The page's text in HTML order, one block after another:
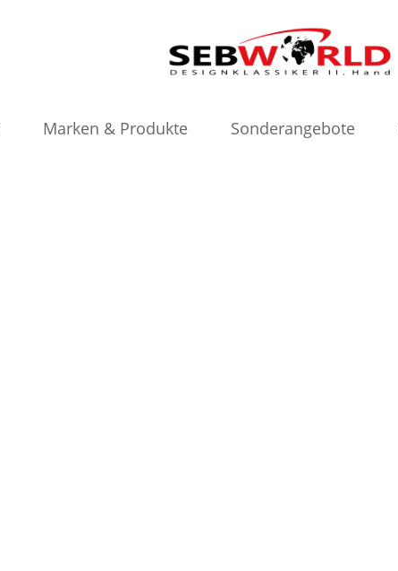
Marken & Produkte Sonderangebote